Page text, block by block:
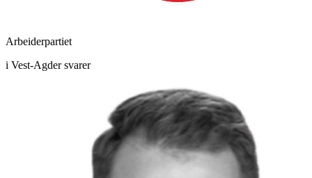
Arbeiderpartiet
i Vest-Agder svarer